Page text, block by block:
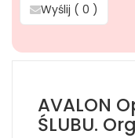
Wyślij ( 0 )
AVALON
ŚLUBU.